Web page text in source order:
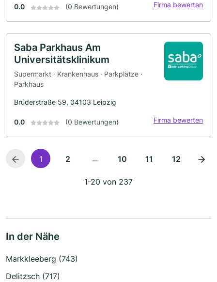
0.0 (0 Bewertungen) Firma bewerten
Saba Parkhaus Am
Universitätsklinikum
Supermarkt · Krankenhaus · Parkplätze ·
Parkhaus
Brüderstraße 59, 04103 Leipzig
0.0 (0 Bewertungen) Firma bewerten
1 2 ... 10 11 12
1-20 von 237
In der Nähe
Markkleeberg (743)
Delitzsch (717)